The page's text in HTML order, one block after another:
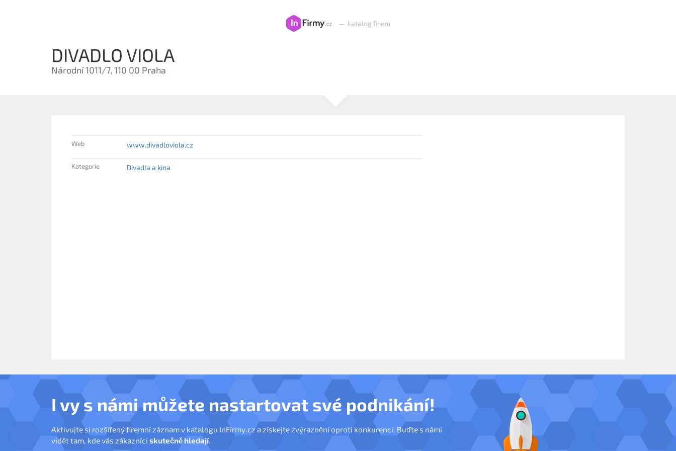
— katalog firem
DIVADLO VIOLA
Národní 1011/7, 110 00 Praha
Web www.divadloviola.cz
Kategorie Divadla a kina
I vy s námi můžete nastartovat své podnikání!
Aktivujte si rozšířený firemní záznam v katalogu InFirmy.cz a získejte zvýraznění oproti konkurenci. Buďte s námi
vidět tam, kde vás zákazníci skutečně hledají.